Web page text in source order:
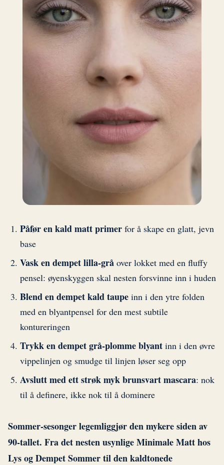
Påfør en kald matt primer for å skape en glatt, jevn
base
Vask en dempet lilla-grå over lokket med en fluffy
pensel: øyenskyggen skal nesten forsvinne inn i huden
Blend en dempet kald taupe inn i den ytre folden
med en blyantpensel for den mest subtile
kontureringen
Trykk en dempet grå-plomme blyant inn i den øvre
vippelinjen og smudge til linjen løser seg opp
Avslutt med ett strøk myk brunsvart mascara: nok
til å definere, ikke nok til å dominere
Sommer-sesonger legemliggjør den mykere siden av
90-tallet. Fra det nesten usynlige Minimale Matt hos
Lys og Dempet Sommer til den kaldtonede